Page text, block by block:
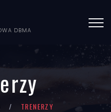
DBMA
TRENERZY